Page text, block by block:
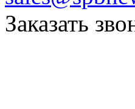
Заказать